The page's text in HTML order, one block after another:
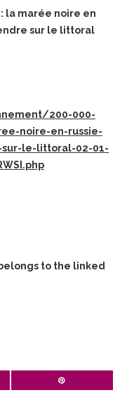
la marée noire en
sur le littoral
200-000-
noire-en-russie-
le-littoral-02-01-
to the linked